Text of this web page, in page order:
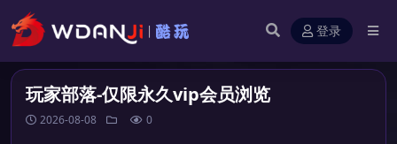
登录
玩家部落-仅限永久vip会员浏览
2026-08-08 0